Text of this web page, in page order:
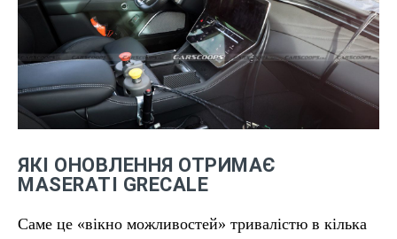
ЯКІ ОНОВЛЕННЯ ОТРИМАЄ
MASERATI GRECALE
Саме це «вікно можливостей» тривалістю в кілька